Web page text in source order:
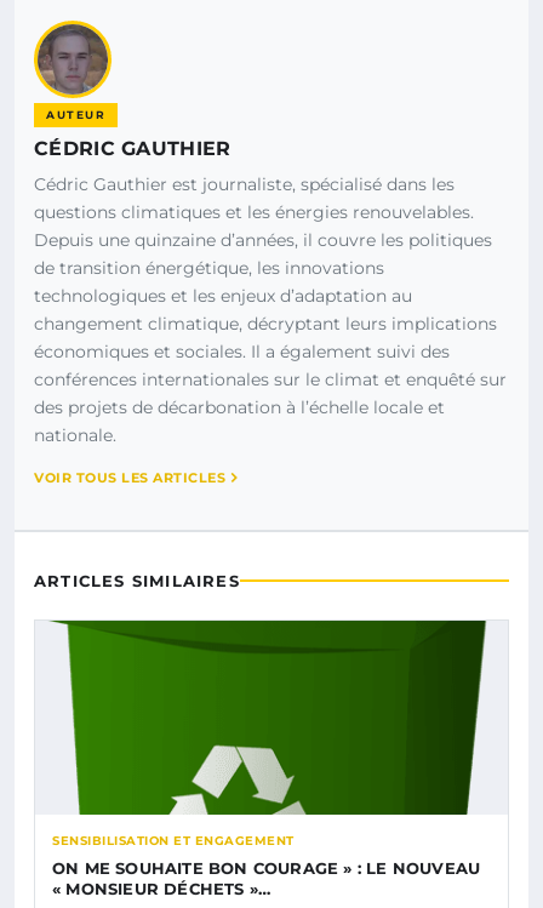
AUTEUR
CÉDRIC GAUTHIER
Cédric Gauthier est journaliste, spécialisé dans les
questions climatiques et les énergies renouvelables.
Depuis une quinzaine d’années, il couvre les politiques
de transition énergétique, les innovations
technologiques et les enjeux d’adaptation au
changement climatique, décryptant leurs implications
économiques et sociales. Il a également suivi des
conférences internationales sur le climat et enquêté sur
des projets de décarbonation à l’échelle locale et
nationale.
VOIR TOUS LES ARTICLES
ARTICLES SIMILAIRES
SENSIBILISATION ET ENGAGEMENT
ON ME SOUHAITE BON COURAGE » : LE NOUVEAU
« MONSIEUR DÉCHETS »…